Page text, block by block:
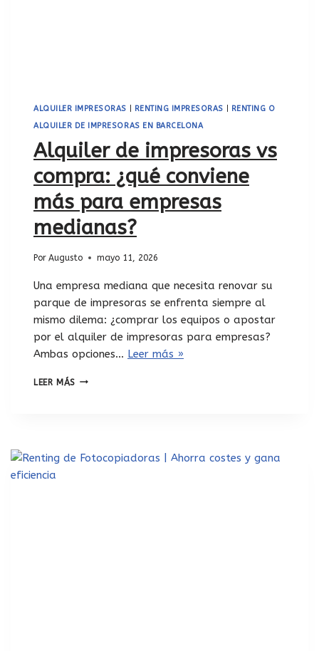
ALQUILER IMPRESORAS RENTING IMPRESORAS
RENTING O
ALQUILER DE IMPRESORAS EN BARCELONA
Alquiler de impresoras vs
compra: ¿qué conviene
más para empresas
medianas?
Por Augusto mayo 11, 2026
Una empresa mediana que necesita renovar su
parque de impresoras se enfrenta siempre al
mismo dilema: ¿comprar los equipos o apostar
por el alquiler de impresoras para empresas?
Ambas opciones… Leer más »
LEER MÁS